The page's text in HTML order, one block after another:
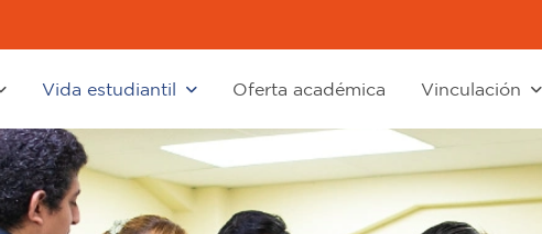
Vida estudiantil Oferta académica Vinculación